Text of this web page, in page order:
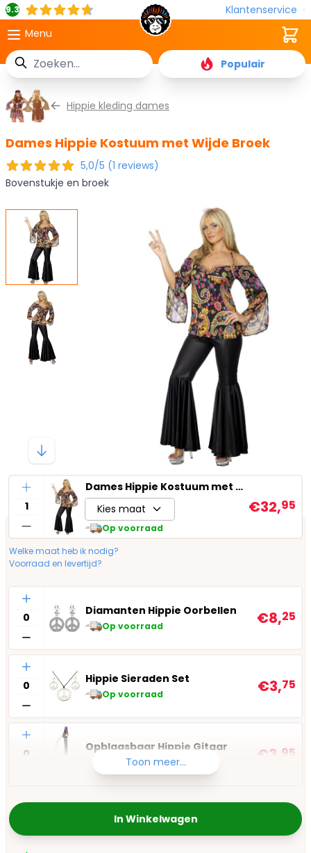
9.3
Klantenservice
Menu
Zoek
Populair
Cart
Hippie kleding dames
Dames Hippie Kostuum met Wijde Broek
5,0/5 (1 reviews)
Bovenstukje en broek
Aantal
Dames Hippie Kostuum met Wijde Broek
Kies maat
Op voorraad
€32,95
Welke maat heb ik nodig?
Voorraad en levertijd?
Aantal
Diamanten Hippie Oorbellen
Op voorraad €8,25
Aantal
Hippie Sieraden Set
Op voorraad €3,75
Aantal
Opblaasbaar Hippie Gitaar
Op voorraad €3, 95
Toon meer...
In Winkelwagen